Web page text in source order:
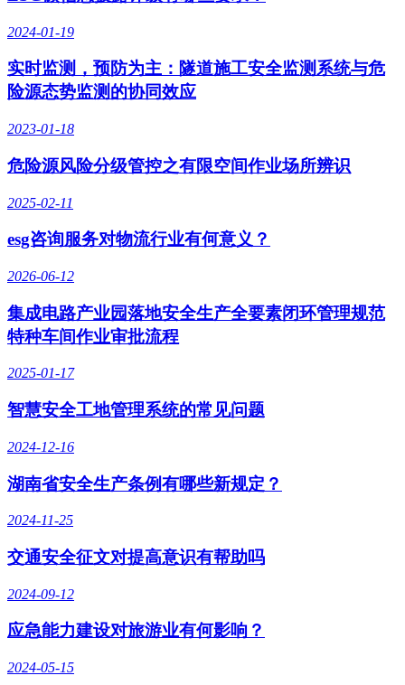
2024-01-19
实时监测，预防为主：隧道施工安全监测系统与危
险源态势监测的协同效应
2023-01-18
危险源风险分级管控之有限空间作业场所辨识
2025-02-11
esg咨询服务对物流行业有何意义？
2026-06-12
集成电路产业园落地安全生产全要素闭环管理规范
特种车间作业审批流程
2025-01-17
智慧安全工地管理系统的常见问题
2024-12-16
湖南省安全生产条例有哪些新规定？
2024-11-25
交通安全征文对提高意识有帮助吗
2024-09-12
应急能力建设对旅游业有何影响？
2024-05-15